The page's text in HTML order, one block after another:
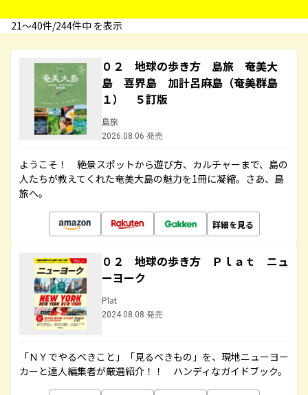
21〜40件/244件中 を表示
０２ 地球の歩き方 島旅 奄美大
島 喜界島 加計呂麻島（奄美群島
１） ５訂版
島旅
2026.08.06 発売
ようこそ！ 絶景スポットから遊び方、カルチャーまで、島の
人たちが教えてくれた奄美大島の魅力を1冊に凝縮。さあ、島
旅へ。
詳細を見る
０２ 地球の歩き方 Ｐｌａｔ ニュ
ーヨーク
Plat
2024.08.08 発売
「ＮＹでやるべきこと」「見るべきもの」を、現地ニューヨー
カーと達人編集者が厳選紹介！！ ハンディなガイドブック。